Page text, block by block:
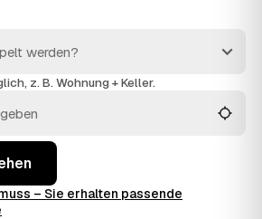
einzelnen Raum bis zur kompletten
wird alles fachgerecht ausgeräumt
z. B. Wohnung + Keller.
– Sie erhalten passende